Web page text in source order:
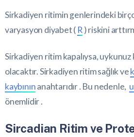
Sirkadiyen ritimin genlerindeki
varyasyon diyabet ( R ) riskini
Sirkadiyen ritim kapalıysa, uykunuz
olacaktır. Sirkadiyen ritim sağlık ve
kaybınınanahtarıdır . Bu nedenle,
önemlidir .
Sircadian Ritim ve